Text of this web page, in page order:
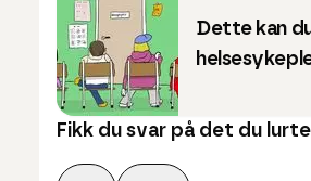
Dette kan
Fikk du svar på det du